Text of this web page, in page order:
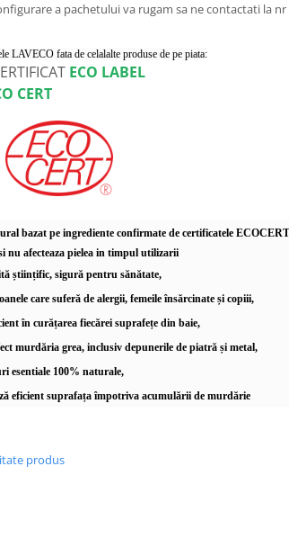
a pachetului va rugam sa ne contactati la
LAVECO fata de celalalte produse de pe piata:
ECO LABEL
CERT
bazat pe ingrediente confirmate de certificatele
nu afecteaza pielea in timpul utilizarii
științific, sigură pentru sănătate,
care suferă de alergii, femeile însărcinate și copiii,
în curățarea fiecărei suprafețe din baie,
murdăria grea, inclusiv depunerile de piatră și metal,
esentiale 100% naturale,
eficient suprafața împotriva acumulării de murdărie
produs